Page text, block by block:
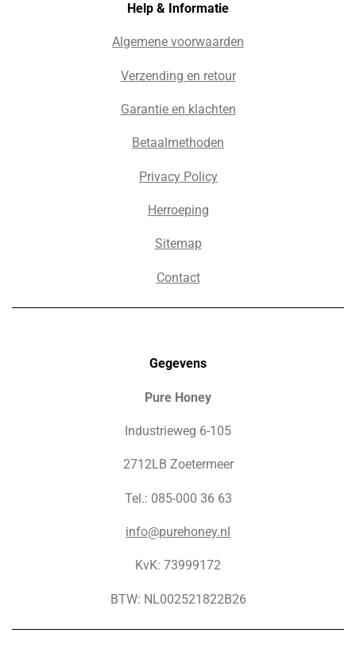
Help & Informatie
Algemene voorwaarden
Verzending en retour
Garantie en klachten
Betaalmethoden
Privacy Policy
Herroeping
Sitemap
Contact
Gegevens
Pure Honey
Industrieweg 6-105
2712LB Zoetermeer
Tel.: 085-000 36 63
info@purehoney.nl
KvK: 73999172
BTW: NL002521822B26